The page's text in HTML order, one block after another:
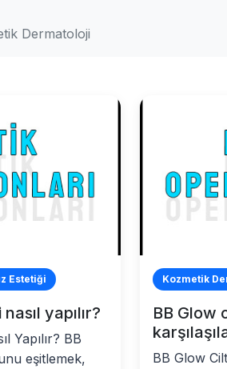
Dermatoloji
Estetiği
yapılır?
Yapılır? BB
eşitlemek,
Kozmetik
BB Glow
BB Glow